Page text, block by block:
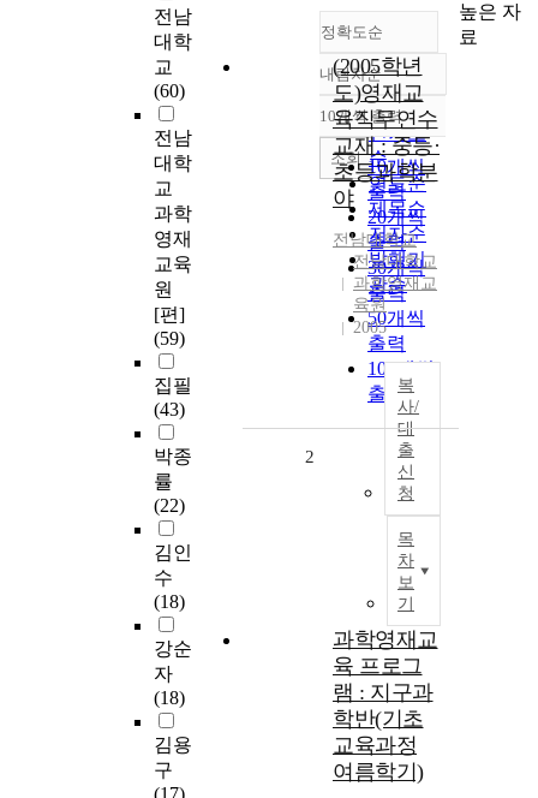
전남
대학
교
(60)
전남
대학
교
과학
영재
교육
원
[편]
(59)
집필
(43)
박종
률
(22)
김인
수
(18)
강순
자
(18)
김용
구
정확도순
정확도
순
인기도
순
연도순
제목순
저자순
발행기
관순
내림차순
내림차순
10개씩 출력
10개씩
출력
20개씩
출력
30개씩
출력
50개씩
출력
100개씩
출력
조회
(2005학년
도)영재교
육직무연수
교재 : 중등·
초등과학분
야
전남대학교
전남대학교
과학영재교
육원
2005
복
사/
대
출
신
청
목
차
보
기
2
과학영재교
육 프로그
램 : 지구과
학반(기초
교육과정
여름학기)
높은 자
료